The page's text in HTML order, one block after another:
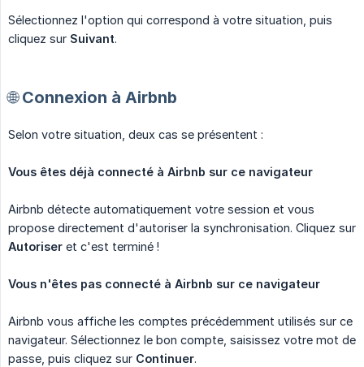
Sélectionnez l'option qui correspond à votre situation, puis
cliquez sur Suivant.
🌐 Connexion à Airbnb
Selon votre situation, deux cas se présentent :
Vous êtes déjà connecté à Airbnb sur ce navigateur
Airbnb détecte automatiquement votre session et vous
propose directement d'autoriser la synchronisation. Cliquez sur
Autoriser et c'est terminé !
Vous n'êtes pas connecté à Airbnb sur ce navigateur
Airbnb vous affiche les comptes précédemment utilisés sur ce
navigateur. Sélectionnez le bon compte, saisissez votre mot de
passe, puis cliquez sur Continuer.